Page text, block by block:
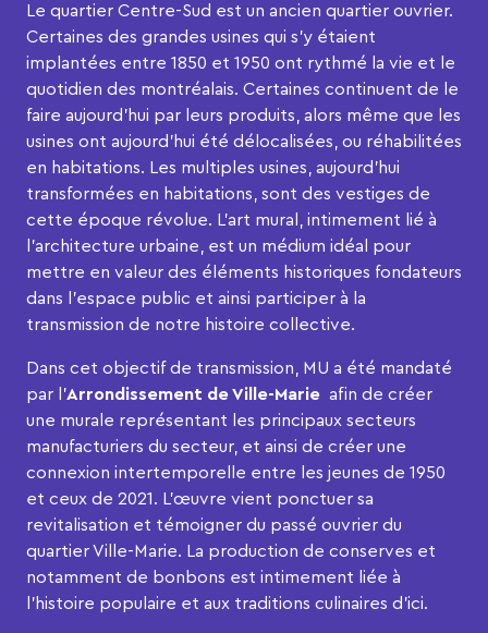
Le quartier Centre-Sud est un ancien quartier ouvrier.
Certaines des grandes usines qui s’y étaient
implantées entre 1850 et 1950 ont rythmé la vie et le
quotidien des montréalais. Certaines continuent de le
faire aujourd’hui par leurs produits, alors même que les
usines ont aujourd’hui été délocalisées, ou réhabilitées
en habitations. Les multiples usines, aujourd’hui
transformées en habitations, sont des vestiges de
cette époque révolue. L’art mural, intimement lié à
l’architecture urbaine, est un médium idéal pour
mettre en valeur des éléments historiques fondateurs
dans l’espace public et ainsi participer à la
transmission de notre histoire collective.
Dans cet objectif de transmission, MU a été mandaté
par l’Arrondissement de Ville-Marie afin de créer
une murale représentant les principaux secteurs
manufacturiers du secteur, et ainsi de créer une
connexion intertemporelle entre les jeunes de 1950
et ceux de 2021. L’œuvre vient ponctuer sa
revitalisation et témoigner du passé ouvrier du
quartier Ville-Marie. La production de conserves et
notamment de bonbons est intimement liée à
l’histoire populaire et aux traditions culinaires d’ici.